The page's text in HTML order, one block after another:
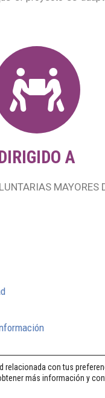
A
MAYORES
Fundación Mornese
con tus
más información y